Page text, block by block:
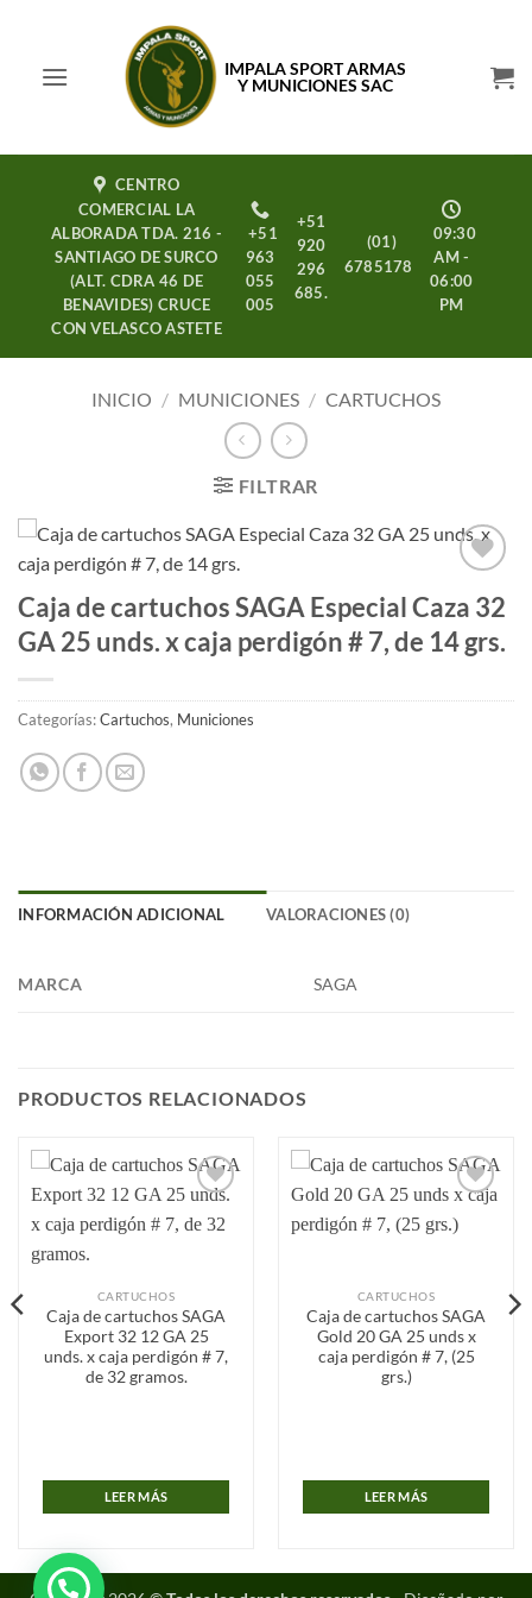
contenido
IMPALA SPORT ARMAS
Y MUNICIONES SAC
CENTRO
COMERCIAL LA
ALBORADA TDA. 216 -
SANTIAGO DE SURCO
(ALT. CDRA 46 DE
BENAVIDES) CRUCE
CON VELASCO ASTETE
09:30
AM -
06:00
PM
+51
963
055
005
+51
920
296
685.
(01)
6785178
INICIO / MUNICIONES / CARTUCHOS
FILTRAR
Añadir
a la
lista
de
Caja de cartuchos SAGA Especial Caza 32
GA 25 unds. x caja perdigón # 7, de 14 grs.
Categorías:Cartuchos, Municiones
INFORMACIÓN ADICIONAL VALORACIONES (0)
MARCA SAGA
PRODUCTOS RELACIONADOS
a la
CARTUCHOS
Caja de cartuchos SAGA
Export 32 12 GA 25
unds. x caja perdigón # 7,
de 32 gramos.
LEER MÁS
Añadir
a la
CARTUCHOS
Caja de cartuchos SAGA
Gold 20 GA 25 unds x
caja perdigón # 7, (25
grs.)
LEER MÁS